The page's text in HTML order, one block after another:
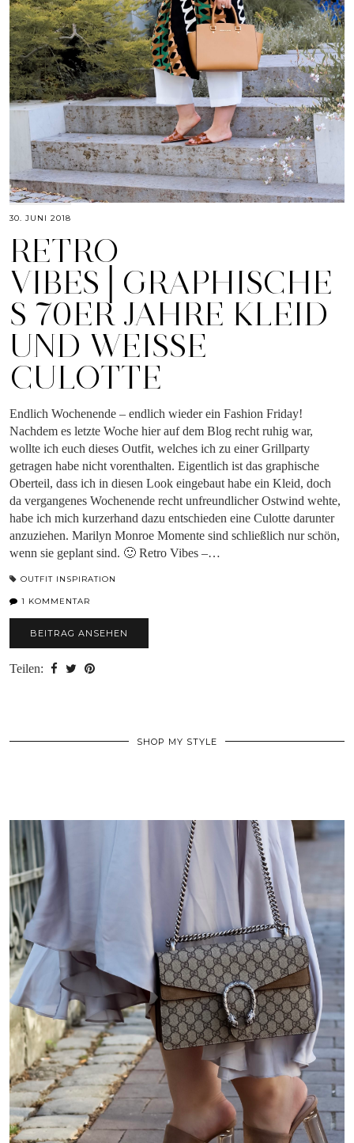
30. JUNI 2018
RETRO
VIBES│GRAPHISCHE
S 70ER JAHRE KLEID
UND WEISSE C
ULOTTE
Endlich Wochenende – endlich wieder ein Fashion Friday!
Nachdem es letzte Woche hier auf dem Blog recht ruhig war,
wollte ich euch dieses Outfit, welches ich zu einer Grillparty
getragen habe nicht vorenthalten. Eigentlich ist das graphische
Oberteil, dass ich in diesen Look eingebaut habe ein Kleid, doch
da vergangenes Wochenende recht unfreundlicher Ostwind wehte,
habe ich mich kurzerhand dazu entschieden eine Culotte darunter
anzuziehen. Marilyn Monroe Momente sind schließlich nur schön,
wenn sie geplant sind. 🙂 Retro Vibes –…
OUTFIT INSPIRATION
1 KOMMENTAR
BEITRAG ANSEHEN
Teilen:
SHOP MY STYLE